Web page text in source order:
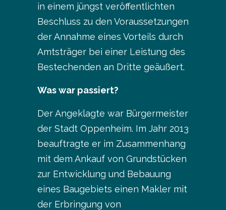
in einem jüngst veröffentlichten
Beschluss zu den Voraussetzungen
der Annahme eines Vorteils durch
Amtsträger bei einer Leistung des
Bestechenden an Dritte geäußert.
Was war passiert?
Der Angeklagte war Bürgermeister
der Stadt Oppenheim. Im Jahr 2013
beauftragte er im Zusammenhang
mit dem Ankauf von Grundstücken
zur Entwicklung und Bebauung
eines Baugebiets einen Makler mit
der Erbringung von